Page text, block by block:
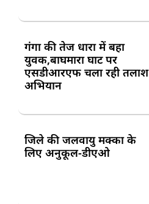
गंगा की तेज धारा में बहा
युवक,बाघमारा घाट पर
एसडीआरएफ चला रही तलाश
अभियान
जिले की जलवायु मक्का के
लिए अनुकूल-डीएओ